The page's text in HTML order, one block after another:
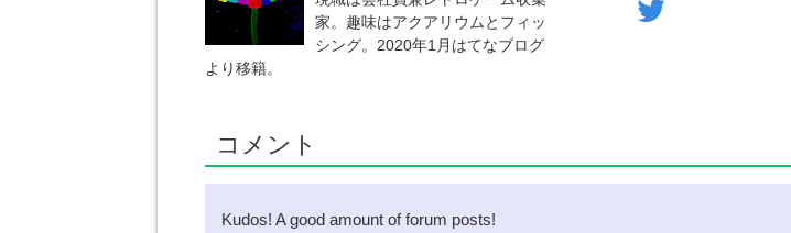
家。趣味はアクアリウムとフィッ
シング。2020年1月はてなブログ
より移籍。
twitter
コメント
Kudos! A good amount of forum posts!